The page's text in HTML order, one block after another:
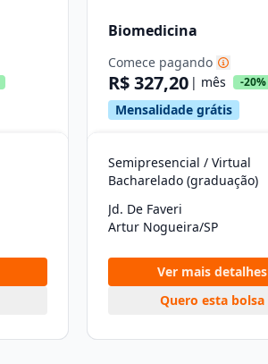
Biomedicina
Comece pagando
R$ 327,20 | mês -20%
Mensalidade grátis
Semipresencial / Virtual
Bacharelado (graduação)
Jd. De Faveri
Artur Nogueira/SP
Ver mais detalhes
Quero esta bolsa